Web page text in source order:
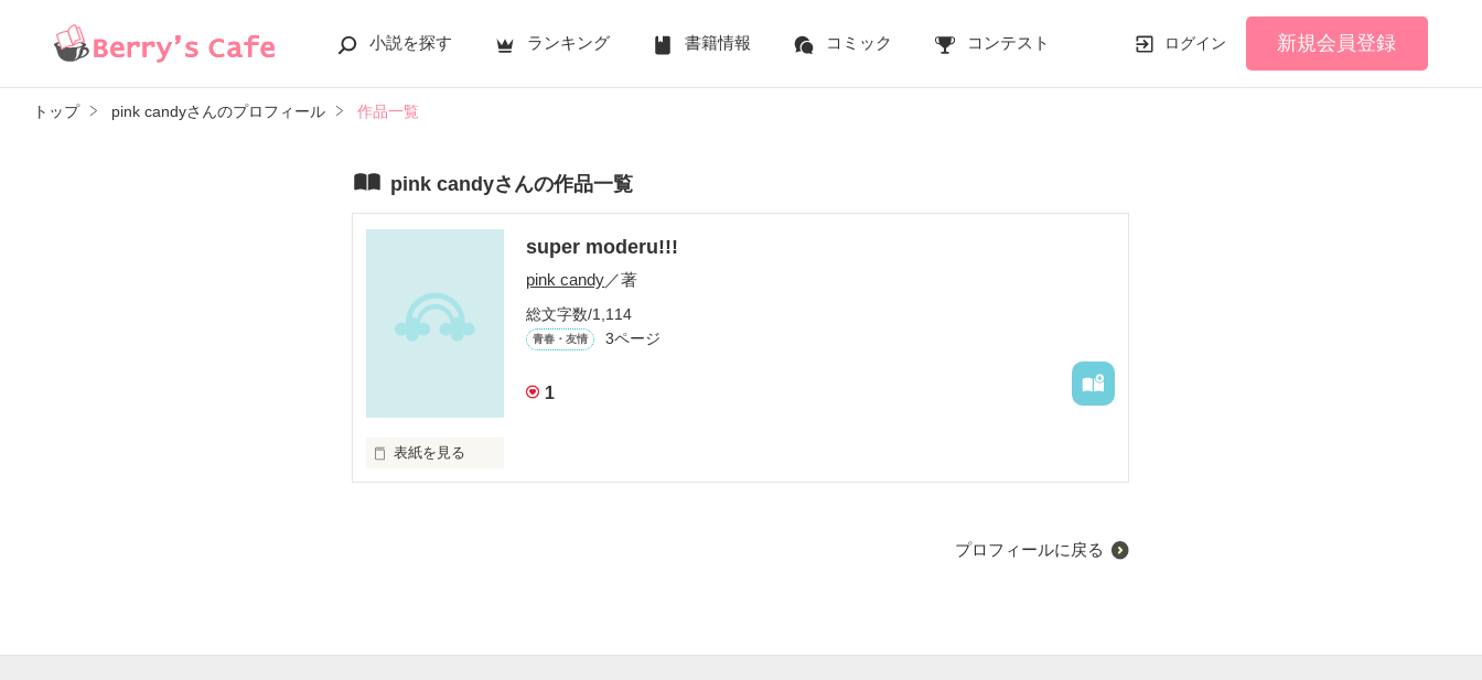
小説を探す ランキング 書籍情報 コミック コンテスト ログイン 新規会員登録
トップ pink candyさんのプロフィール 作品一覧
pink candyさんの作品一覧
super moderu!!!
pink candy／著
総文字数/1,114
青春・友情 3ページ
1
表紙を見る
プロフィールに戻る